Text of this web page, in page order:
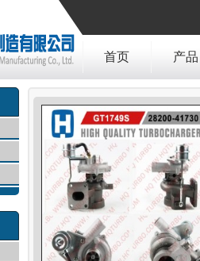
首页 产品